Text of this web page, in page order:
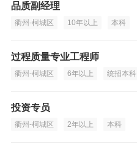
品质副经理
衢州-柯城区 10年以上 本科
过程质量专业工程师
衢州-柯城区 6年以上 统招本科
投资专员
衢州-柯城区 2年以上 本科